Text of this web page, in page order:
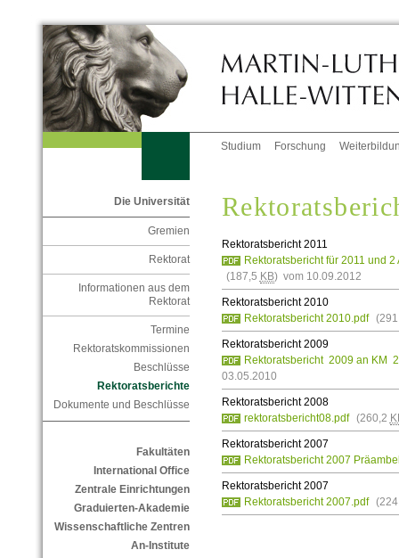
Studium Forschung
Die Universität
Gremien
Rektorat
Informationen aus dem
Rektorat
Termine
Rektoratskommissionen
Beschlüsse
Rektoratsberichte
Dokumente und Beschlüsse
Fakultäten
International Office
Zentrale Einrichtungen
Graduierten-Akademie
Wissenschaftliche Zentren
An-Institute
Rektoratsbericht 2011
Rektoratsbericht für 2011 und
(187,5 KB) vom 10.09.2012
Rektoratsbericht 2010
Rektoratsbericht 2010.pdf
Rektoratsbericht 2009
Rektoratsbericht 2009 an KM
03.05.2010
Rektoratsbericht 2008
rektoratsbericht08.pdf (260,2
Rektoratsbericht 2007
Rektoratsbericht 2007
Rektoratsbericht 2007
Rektoratsbericht 2007.pdf